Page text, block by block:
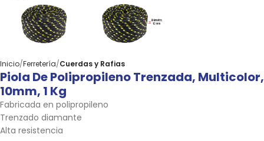
Inicio Ferretería Cuerdas y Rafias
Piola De Polipropileno Trenzada, Multicolor,
10mm, 1 Kg
Fabricada en polipropileno
Trenzado diamante
Alta resistencia